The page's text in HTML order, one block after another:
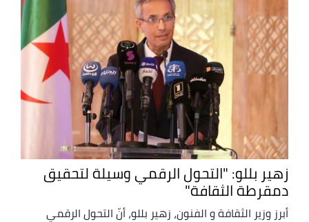
زهير بللو: "التحول الرقمي وسيلة لتحقيق
دمقرطة الثقافة"
أبرز وزير الثقافة و الفنون، زهير بللو، أنّ التحول الرقمي